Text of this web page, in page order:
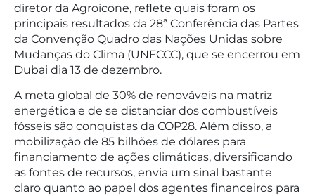
diretor da Agroicone, reflete quais foram os
principais resultados da 28ª Conferência das Partes
da Convenção Quadro das Nações Unidas sobre
Mudanças do Clima (UNFCCC), que se encerrou em
Dubai dia 13 de dezembro.
A meta global de 30% de renováveis na matriz
energética e de se distanciar dos combustíveis
fósseis são conquistas da COP28. Além disso, a
mobilização de 85 bilhões de dólares para
financiamento de ações climáticas, diversificando
as fontes de recursos, envia um sinal bastante
claro quanto ao papel dos agentes financeiros para